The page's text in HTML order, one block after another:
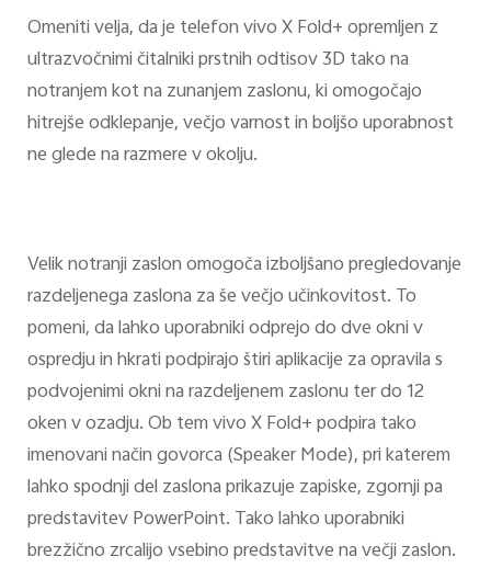
Omeniti velja, da je telefon vivo X Fold+ opremljen z
ultrazvočnimi čitalniki prstnih odtisov 3D tako na
notranjem kot na zunanjem zaslonu, ki omogočajo
hitrejše odklepanje, večjo varnost in boljšo uporabnost
ne glede na razmere v okolju.
Velik notranji zaslon omogoča izboljšano pregledovanje
razdeljenega zaslona za še večjo učinkovitost. To
pomeni, da lahko uporabniki odprejo do dve okni v
ospredju in hkrati podpirajo štiri aplikacije za opravila s
podvojenimi okni na razdeljenem zaslonu ter do 12
oken v ozadju. Ob tem vivo X Fold+ podpira tako
imenovani način govorca (Speaker Mode), pri katerem
lahko spodnji del zaslona prikazuje zapiske, zgornji pa
predstavitev PowerPoint. Tako lahko uporabniki
brezžično zrcalijo vsebino predstavitve na večji zaslon.